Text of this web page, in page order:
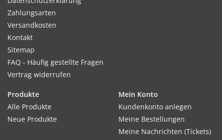
Zahlungsarten
Versandkosten
Kontakt
Sitemap
FAQ - Häufig gestellte Fragen
Vertrag widerrufen
Produkte
Alle Produkte
Neue Produkte
Mein Konto
Kundenkonto anlegen
Meine Bestellungen
Meine Nachrichten (Tickets)